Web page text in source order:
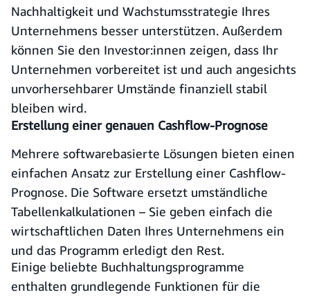
Nachhaltigkeit und Wachstumsstrategie Ihres
Unternehmens besser unterstützen. Außerdem
können Sie den Investor:innen zeigen, dass Ihr
Unternehmen vorbereitet ist und auch angesichts
unvorhersehbarer Umstände finanziell stabil
bleiben wird.
Erstellung einer genauen Cashflow-Prognose
Mehrere softwarebasierte Lösungen bieten einen
einfachen Ansatz zur Erstellung einer Cashflow-
Prognose. Die Software ersetzt umständliche
Tabellenkalkulationen – Sie geben einfach die
wirtschaftlichen Daten Ihres Unternehmens ein
und das Programm erledigt den Rest.
Einige beliebte Buchhaltungsprogramme
enthalten grundlegende Funktionen für die